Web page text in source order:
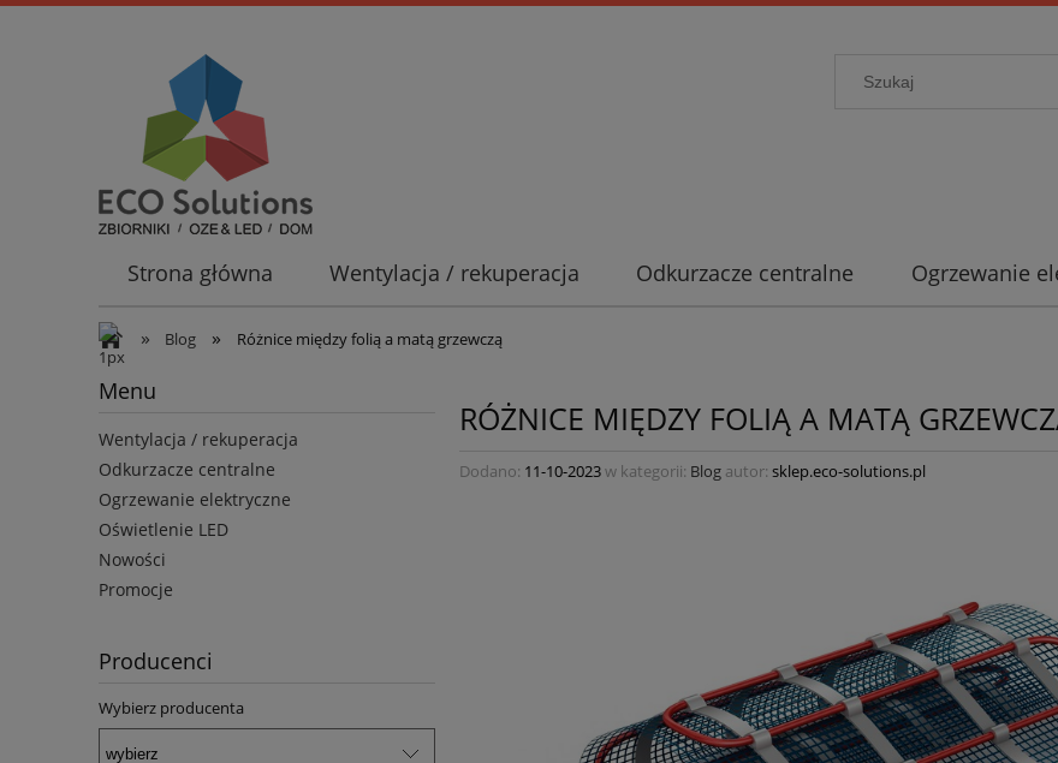
Strona główna Wentylacja / rekuperacja Odkurzacze centralne Ogrzewanie
» Blog » Różnice między folią a matą grzewczą
Menu
Wentylacja / rekuperacja
Odkurzacze centralne
Ogrzewanie elektryczne
Oświetlenie LED
Nowości
Promocje
Producenci
Wybierz producenta
RÓŻNICE MIĘDZY FOLIĄ A MATĄ
Dodano: 11-10-2023w kategorii: Blog autor: sklep.eco-solutions.pl